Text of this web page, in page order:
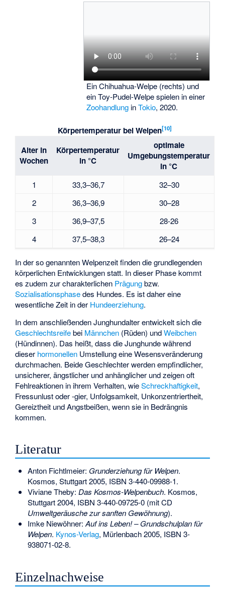
Ein Chihuahua-Welpe (rechts) und
ein Toy-Pudel-Welpe spielen in einer
ZoohandlunginTokio, 2020.
Körpertemperatur bei Welpen[10]
Alter in
Wochen
Körpertemperatur
in °C
optimale
Umgebungstemperatur
in °C
1 33,3–36,7
32–30
2
36,3–36,9
30–28
3
36,9–37,5
28-26
4
37,5–38,3 26–24
In der so genannten Welpenzeit finden die grundlegenden
körperlichen Entwicklungen statt. In dieser Phase kommt
es zudem zur charakterlichen Prägungbzw.
Sozialisationsphasedes Hundes. Es ist daher eine
wesentliche Zeit in der Hundeerziehung.
In dem anschließenden Junghundalter entwickelt sich die
Geschlechtsreifebei Männchen (Rüden) undWeibchen
(Hündinnen). Das heißt, dass die Junghunde während
dieser hormonellen Umstellung eine Wesensveränderung
durchmachen. Beide Geschlechter werden empfindlicher,
unsicherer, ängstlicher und anhänglicher und zeigen oft
Fehlreaktionen in ihrem Verhalten, wieSchreckhaftigkeit,
Fressunlust oder -gier, Unfolgsamkeit, Unkonzentriertheit,
Gereiztheit und Angstbeißen, wenn sie in Bedrängnis
kommen.
Literatur
Anton Fichtlmeier: Grunderziehung für Welpen.
Kosmos, Stuttgart 2005, ISBN 3-440-09988-1.
Viviane Theby: Das Kosmos-Welpenbuch. Kosmos,
Stuttgart 2004, ISBN 3-440-09725-0(mit CD
Umweltgeräusche zur sanften Gewöhnung).
Imke Niewöhner:Auf ins Leben! – Grundschulplan für
Welpen. Kynos-Verlag, Mürlenbach 2005, ISBN 3-
938071-02-8.
Einzelnachweise